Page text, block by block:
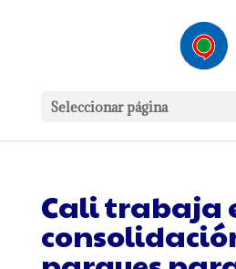
Seleccionar página
Cali trabaja